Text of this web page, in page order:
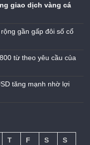
giao dịch vàng cá
gần gấp đôi số cổ
từ theo yêu cầu của
tăng mạnh nhờ lợi
T F S
S